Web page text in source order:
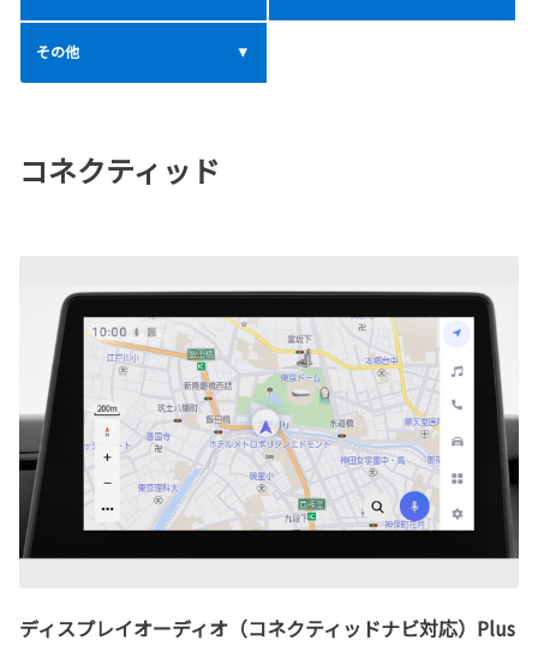
その他
コネクティッド
ディスプレイオーディオ（コネクティッドナビ対応）Plus